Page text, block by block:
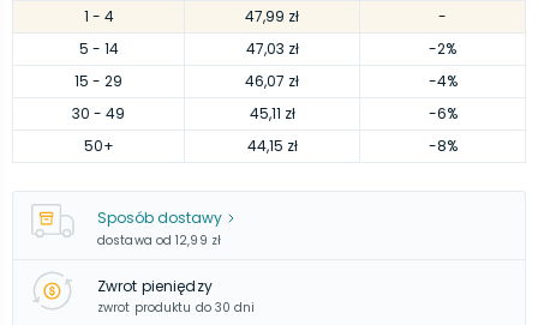
1 - 4 47,99 zł
-
5 - 14 47,03 zł
-2%
15 - 29 46,07 zł
-4%
30 - 49 45,11 zł
-6%
50+ 44,15 zł -8%
Sposób dostawy
dostawa od 12,99 zł
Zwrot pieniędzy
zwrot produktu do 30 dni